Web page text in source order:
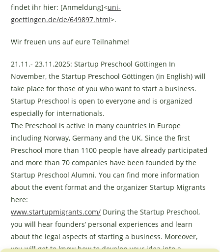
findet ihr hier: [Anmeldung]<uni-
goettingen.de/de/649897.html>.
Wir freuen uns auf eure Teilnahme!
21.11.- 23.11.2025: Startup Preschool Göttingen In
November, the Startup Preschool Göttingen (in English) will
take place for those of you who want to start a business.
Startup Preschool is open to everyone and is organized
especially for internationals.
The Preschool is active in many countries in Europe
including Norway, Germany and the UK. Since the first
Preschool more than 1100 people have already participated
and more than 70 companies have been founded by the
Startup Preschool Alumni. You can find more information
about the event format and the organizer Startup Migrants
here:
www.startupmigrants.com/ During the Startup Preschool,
you will hear founders‘ personal experiences and learn
about the legal aspects of starting a business. Moreover,
you will get to know how to develop your idea into a